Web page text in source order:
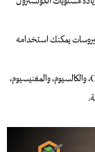
يمكنك استخدامه
5. يحتوي على مجموعة من الفيتامينات والمعادن مثل الفيتامينات A وC، والكالسيوم، والمغنيسيوم،